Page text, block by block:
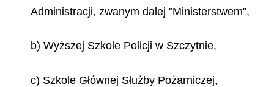
Administracji, zwanym dalej "Ministerstwem",
b) Wyższej Szkole Policji w Szczytnie,
c) Szkole Głównej Służby Pożarniczej,